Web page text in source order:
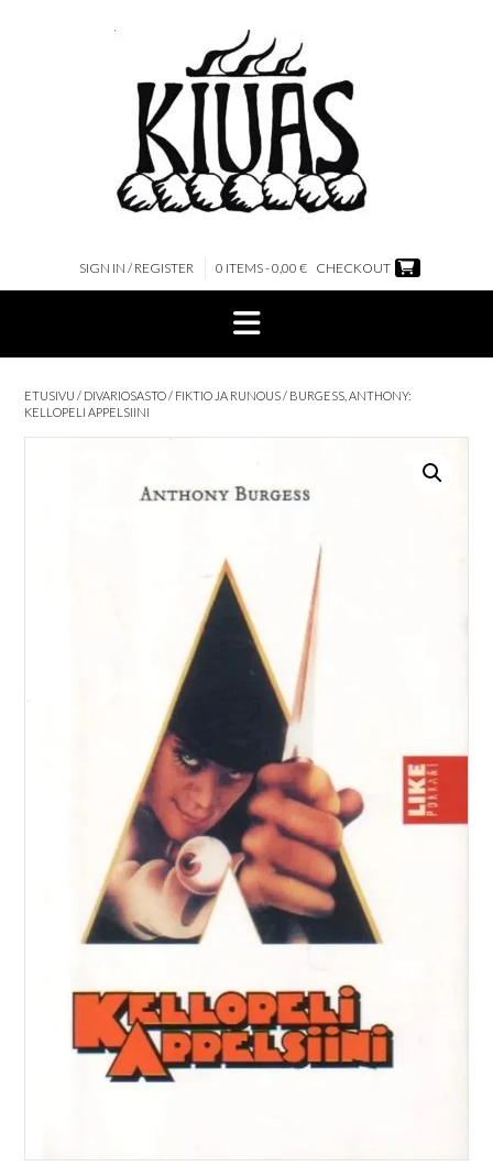
SIGN IN / REGISTER 0 ITEMS - 0,00 € CHECKOUT
ETUSIVU / DIVARIOSASTO/ FIKTIO JA RUNOUS/ BURGESS, ANTHONY:
KELLOPELI APPELSIINI